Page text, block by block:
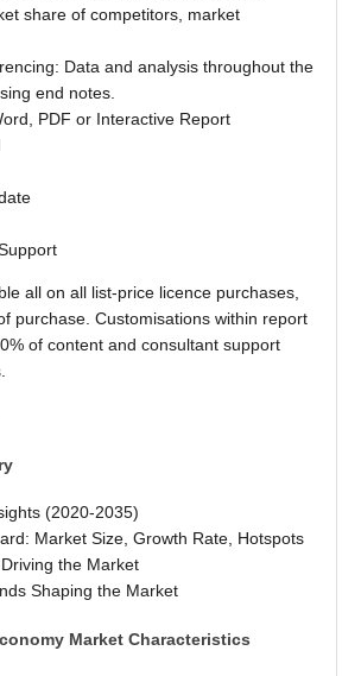
share of competitors, market
Data and analysis throughout the
end notes.
PDF or Interactive Report
all on all list-price licence purchases,
purchase. Customisations within report
of content and consultant support
(2020-2035)
Market Size, Growth Rate, Hotspots
the Market
Shaping the Market
Market Characteristics